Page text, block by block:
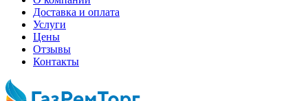
Доставка и оплата
Услуги
Цены
Отзывы
Контакты